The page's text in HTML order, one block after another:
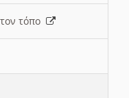
τόπο